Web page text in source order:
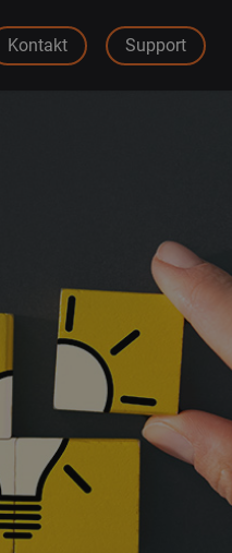
Kontakt Support